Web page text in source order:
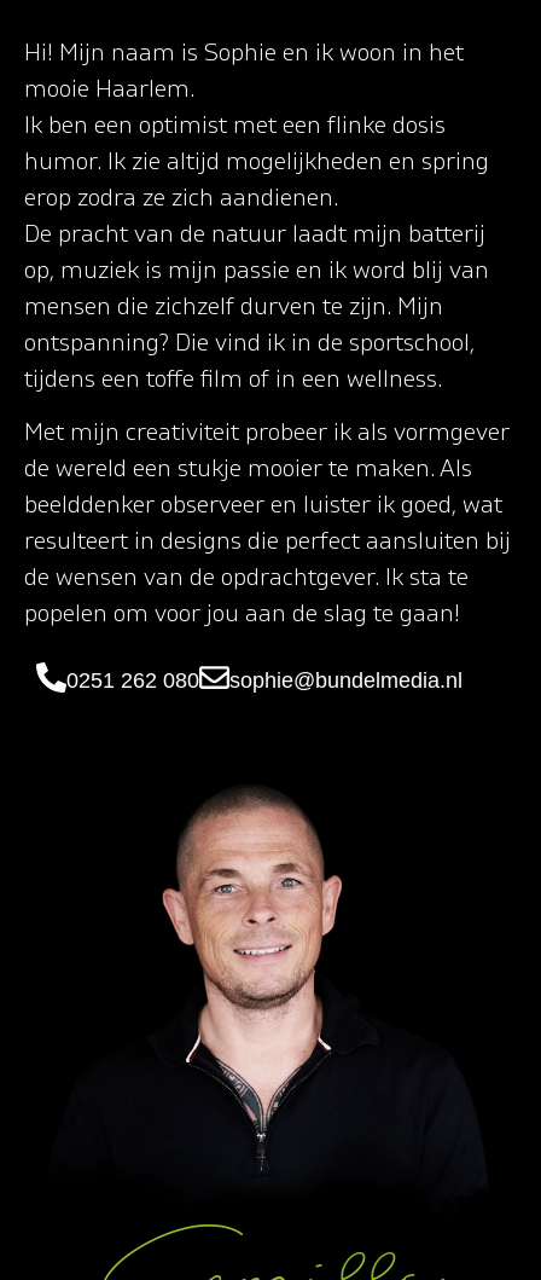
Hi! Mijn naam is Sophie en ik woon in het
mooie Haarlem.
Ik ben een optimist met een flinke dosis
humor. Ik zie altijd mogelijkheden en spring
erop zodra ze zich aandienen.
De pracht van de natuur laadt mijn batterij
op, muziek is mijn passie en ik word blij van
mensen die zichzelf durven te zijn. Mijn
ontspanning? Die vind ik in de sportschool,
tijdens een toffe film of in een wellness.
Met mijn creativiteit probeer ik als vormgever
de wereld een stukje mooier te maken. Als
beelddenker observeer en luister ik goed, wat
resulteert in designs die perfect aansluiten bij
de wensen van de opdrachtgever. Ik sta te
popelen om voor jou aan de slag te gaan!
0251 262 080 sophie@bundelmedia.nl